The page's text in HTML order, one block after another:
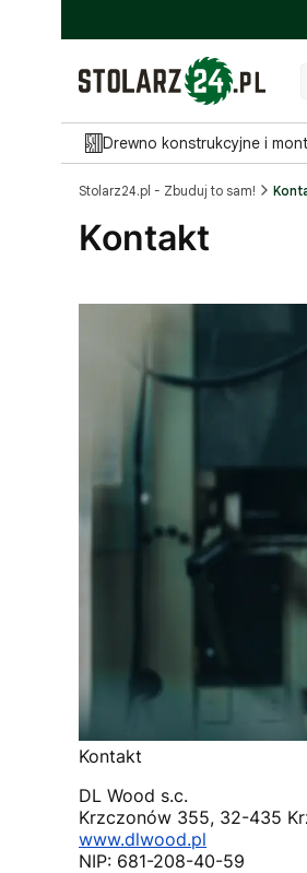
Drewno konstrukcyjne i
Stolarz24.pl - Zbuduj to sam!
Kontakt
Kontakt
DL Wood s.c.
Krzczonów 355, 32-435
www.dlwood.pl
NIP: 681-208-40-59